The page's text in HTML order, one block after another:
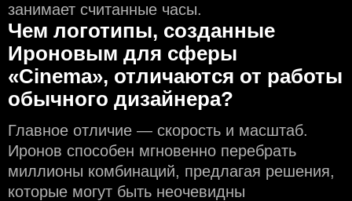
занимает считанные часы.
Чем логотипы, созданные
Ироновым для сферы
«Cinema», отличаются от работы
обычного дизайнера?
Главное отличие — скорость и масштаб.
Иронов способен мгновенно перебрать
миллионы комбинаций, предлагая решения,
которые могут быть неочевидны